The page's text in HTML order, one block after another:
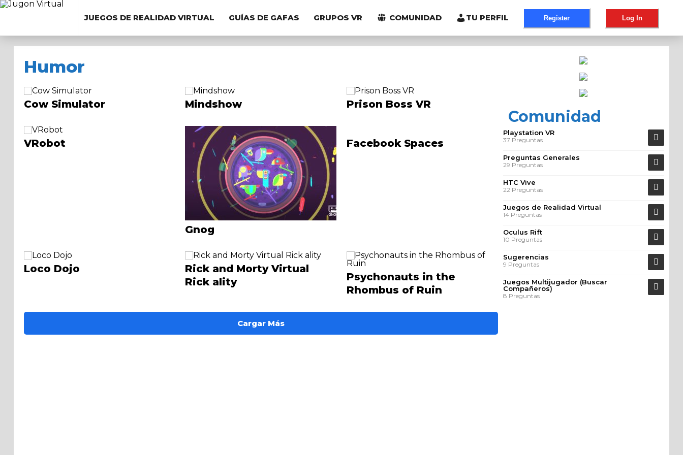
JUEGOS DE REALIDAD VIRTUAL GUÍAS DE GAFAS GRUPOS VR COMUNIDAD TU PERFIL Register Log In
Humor
Cow Simulator Mindshow Prison Boss VR
VRobot
Gnog
Facebook Spaces
Loco Dojo
Rick and Morty Virtual
Rick ality
Psychonauts in the
Rhombus of Ruin
Cargar Más
Comunidad
Playstation VR
37 Preguntas
Preguntas Generales
29 Preguntas
HTC Vive
22 Preguntas
Juegos de Realidad Virtual
14 Preguntas
Oculus Rift
10 Preguntas
Sugerencias
9 Preguntas
Juegos Multijugador (Buscar
Compañeros)
8 Preguntas